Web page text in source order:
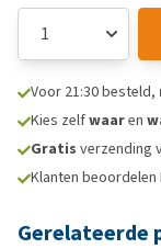
Voor 21:30 besteld,
Kies zelfwaaren
Gratis verzending
Klanten
Gerelateerde